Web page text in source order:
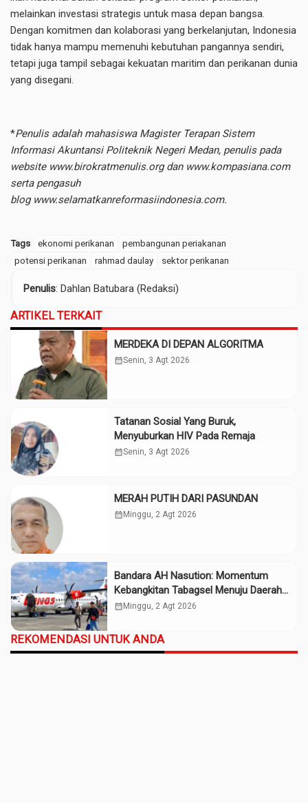
melainkan investasi strategis untuk masa depan bangsa.
Dengan komitmen dan kolaborasi yang berkelanjutan, Indonesia
tidak hanya mampu memenuhi kebutuhan pangannya sendiri,
tetapi juga tampil sebagai kekuatan maritim dan perikanan dunia
yang disegani.
*Penulis adalah mahasiswa Magister Terapan Sistem
Informasi Akuntansi Politeknik Negeri Medan, penulis pada
website www.birokratmenulis.orgdan www.kompasiana.com
serta pengasuh
blog www.selamatkanreformasiindonesia.com.
Tags ekonomi perikanan
pembangunan periakanan
potensi perikanan
rahmad daulay sektor perikanan
Penulis: Dahlan Batubara (Redaksi)
ARTIKEL TERKAIT
MERDEKA DI DEPAN ALGORITMA
calendar_monthSenin, 3 Agt 2026
Tatanan Sosial Yang Buruk,
Menyuburkan HIV Pada Remaja
calendar_monthSenin, 3 Agt 2026
MERAH PUTIH DARI PASUNDAN
calendar_month Minggu, 2 Agt 2026
Bandara AH Nasution: Momentum
Kebangkitan Tabagsel Menuju Daerah
Maju
calendar_month Minggu, 2 Agt 2026
REKOMENDASI UNTUK ANDA